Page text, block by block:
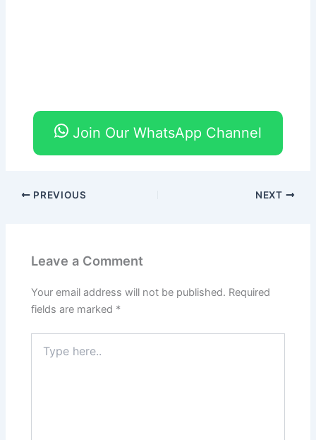
Join Our WhatsApp Channel
PREVIOUS NEXT
Leave a Comment
Your email address will not be published. Required
fields are marked *
here..